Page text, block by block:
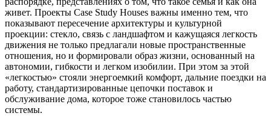
живет. Проекты Case Study Houses важны именно тем, что
показывают пересечение архитектуры и культурной
проекции: стекло, связь с ландшафтом и кажущаяся легкость
движения не только предлагали новые пространственные
отношения, но и формировали образ жизни, основанный на
автономии, гибкости и легком изобилии. При этом за этой
«легкостью» стояли энергоемкий комфорт, дальние поездки на
работу, стандартизированные цепочки поставок и
обслуживание дома, которое тоже становилось частью
системы.